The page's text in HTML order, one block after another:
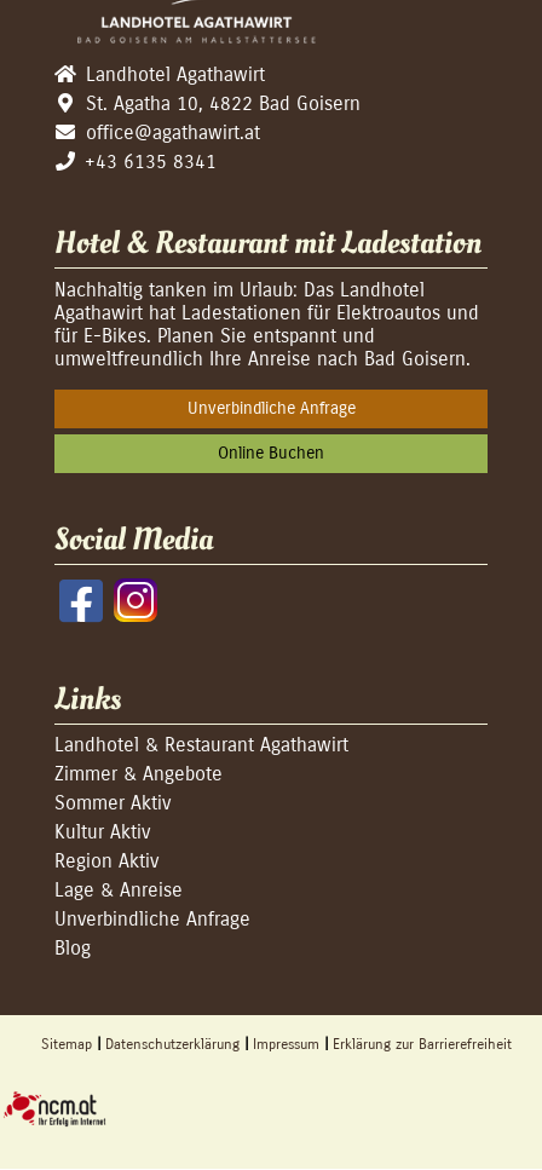
Landhotel Agathawirt
St. Agatha 10, 4822 Bad Goisern
office@agathawirt.at
+43 6135 8341
Hotel & Restaurant mit Ladestation
Nachhaltig tanken im Urlaub: Das Landhotel
Agathawirt hat Ladestationen für Elektroautos und
für E-Bikes. Planen Sie entspannt und
umweltfreundlich Ihre Anreise nach Bad Goisern.
Unverbindliche Anfrage
Online Buchen
Social Media
Links
Landhotel & Restaurant Agathawirt
Zimmer & Angebote
Sommer Aktiv
Kultur Aktiv
Region Aktiv
Lage & Anreise
Unverbindliche Anfrage
Blog
Sitemap Datenschutzerklärung Impressum Erklärung zur Barrierefreiheit